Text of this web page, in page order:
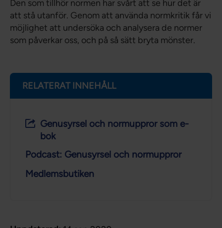
Den som tillhör normen har svårt att se hur det är
att stå utanför. Genom att använda normkritik får vi
möjlighet att undersöka och analysera de normer
som påverkar oss, och på så sätt bryta mönster.
RELATERAT INNEHÅLL
Genusyrsel och normuppror som e-
bok
Podcast: Genusyrsel och normuppror
Medlemsbutiken